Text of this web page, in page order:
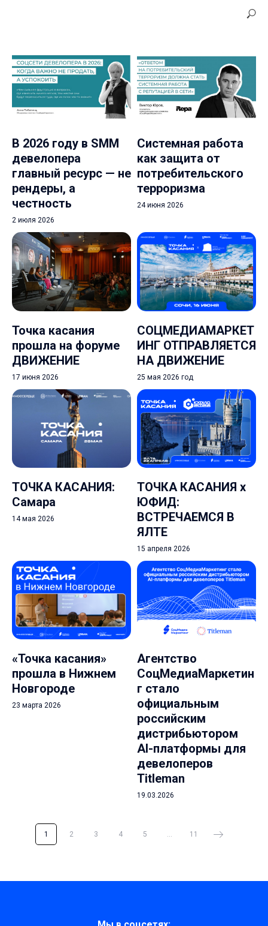
В 2026 году в SMM
девелопера
главный ресурс — не
рендеры, а
честность
2 июля 2026
Системная работа
как защита от
потребительского
терроризма
24 июня 2026
Точка касания
прошла на форуме
ДВИЖЕНИЕ
17 июня 2026
СОЦМЕДИАМАРКЕТ
ИНГ ОТПРАВЛЯЕТСЯ
НА ДВИЖЕНИЕ
25 мая 2026 год
ТОЧКА КАСАНИЯ:
Самара
14 мая 2026
ТОЧКА КАСАНИЯ х
ЮФИД:
ВСТРЕЧАЕМСЯ В
ЯЛТЕ
15 апреля 2026
«Точка касания»
прошла в Нижнем
Новгороде
23 марта 2026
Агентство
СоцМедиаМаркетин
г стало
официальным
российским
дистрибьютором
AI-платформы для
девелоперов
Titleman
19.03.2026
1 2 3 4 5 ... 11